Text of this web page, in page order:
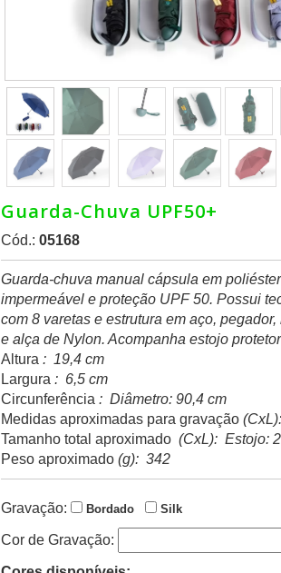
Guarda-Chuva UPF50+
Cód.: 05168
Guarda-chuva manual cápsula em
impermeável e proteção UPF 50. Possui
com 8 varetas e estrutura em aço,
e alça de Nylon. Acompanha estojo
Altura : 19,4 cm
Largura : 6,5 cm
Circunferência : Diâmetro: 90,4 cm
Medidas aproximadas para gravação
Tamanho total aproximado (CxL): Estojo:
Peso aproximado (g): 342
Gravação: Bordado Silk
Cor de Gravação: